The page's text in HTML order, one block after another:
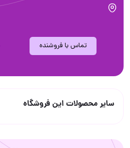
تماس با فروشنده
سایر محصولات این فروشگاه